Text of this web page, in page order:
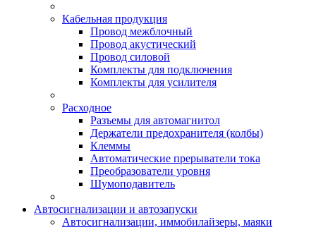
Кабельная продукция
Провод межблочный
Провод акустический
Провод силовой
Комплекты для подключения
Комплекты для усилителя
Расходное
Разъемы для автомагнитол
Держатели предохранителя (колбы)
Клеммы
Автоматические прерыватели тока
Преобразователи уровня
Шумоподавитель
Автосигнализации и автозапуски
Автосигнализации, иммобилайзеры, маяки